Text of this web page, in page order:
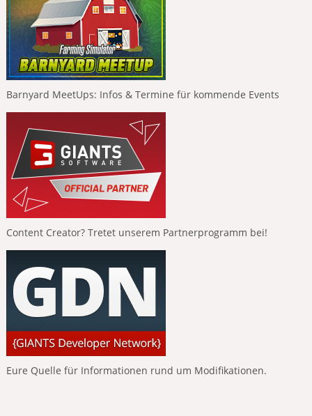
Barnyard MeetUps: Infos & Termine für kommende Events
Content Creator? Tretet unserem Partnerprogramm bei!
Eure Quelle für Informationen rund um Modifikationen.